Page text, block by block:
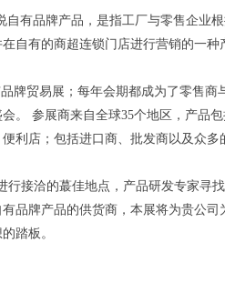
自有品牌产品，是指工厂与零售企业
自有的商超连锁门店进行营销的一种
牌贸易展；每年会期都成为了零售
。 参展商来自全球35个地区，产品
利店；包括进口商、批发商以及众
行接洽的蕞佳地点，产品研发专家寻
品牌产品的供货商，本展将为贵公
踏板。